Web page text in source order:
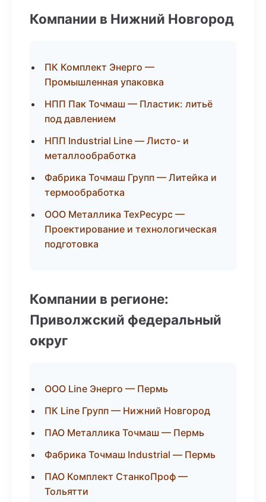
Компании в Нижний Новгород
ПК Комплект Энерго —
Промышленная упаковка
НПП Пак Точмаш — Пластик: литьё
под давлением
НПП Industrial Line — Листо- и
металлообработка
Фабрика Точмаш Групп — Литейка и
термообработка
ООО Металлика ТехРесурс —
Проектирование и технологическая
подготовка
Компании в регионе:
Приволжский федеральный
округ
ООО Line Энерго — Пермь
ПК Line Групп — Нижний Новгород
ПАО Металлика Точмаш — Пермь
Фабрика Точмаш Industrial — Пермь
ПАО Комплект СтанкоПроф —
Тольятти